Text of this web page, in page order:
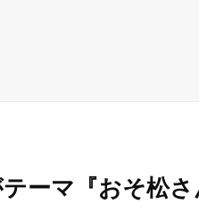
ーマ『おそ松さ